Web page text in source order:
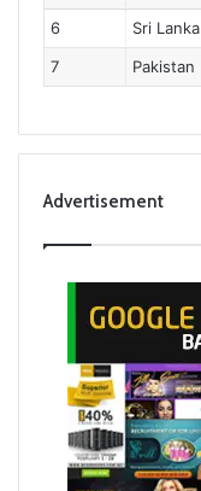
6
Sri Lanka
7
Pakistan
Advertisement